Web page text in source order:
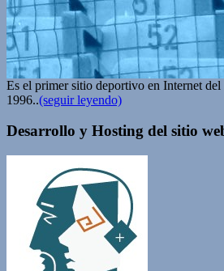
Es el primer sitio deportivo en Internet
1996..(seguir leyendo)
Desarrollo y Hosting del sitio